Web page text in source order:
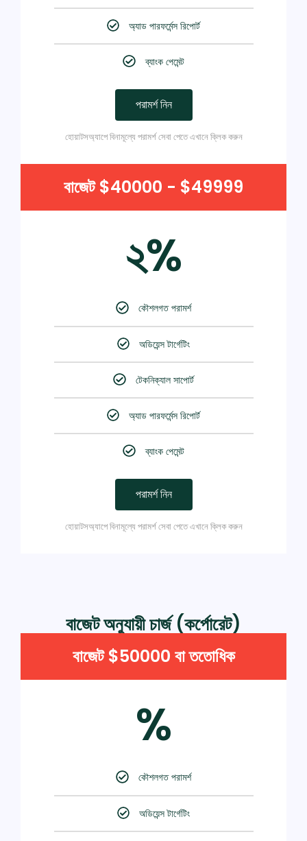
অ্যাড পারফর্মেন্স রিপোর্ট
ব্যাংক পেমেন্ট
পরামর্শ নিন
হোয়াটসঅ্যাপে বিনামূল্যে পরামর্শ সেবা পেতে এখানে ক্লিক করুন
বাজেট $40000 - $49999
২%
কৌশলগত পরামর্শ
অডিয়েন্স টার্গেটিং
টেকনিক্যাল সাপোর্ট
অ্যাড পারফর্মেন্স রিপোর্ট
ব্যাংক পেমেন্ট
পরামর্শ নিন
হোয়াটসঅ্যাপে বিনামূল্যে পরামর্শ সেবা পেতে এখানে ক্লিক করুন
বাজেট অনুযায়ী চার্জ (কর্পোরেট)
বাজেট $50000 বা ততোধিক
%
কৌশলগত পরামর্শ
অডিয়েন্স টার্গেটিং